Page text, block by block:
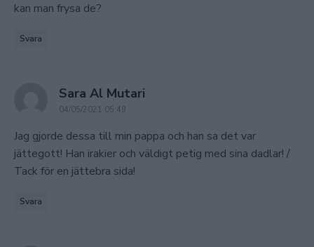
kan man frysa de?
Svara
Sara Al Mutari
04/05/2021 05:49
Jag gjorde dessa till min pappa och han sa det var
jättegott! Han irakier och väldigt petig med sina dadlar! /
Tack för en jättebra sida!
Svara